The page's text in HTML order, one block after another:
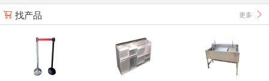
 找产品 更多 